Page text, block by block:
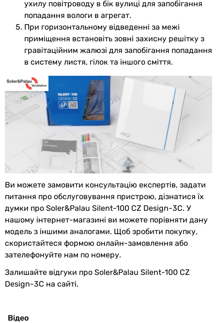
ухилу повітроводу в бік вулиці для запобігання
попадання вологи в агрегат.
При горизонтальному відведенні за межі
приміщення встановіть зовні захисну решітку з
гравітаційним жалюзі для запобігання попадання
в систему листя, гілок та іншого сміття.
Ви можете замовити консультацію експертів, задати
питання про обслуговування пристрою, дізнатися їх
думки про Soler&Palau Silent-100 CZ Design-3C. У
нашому інтернет-магазині ви можете порівняти дану
модель з іншими аналогами. Щоб зробити покупку,
скористайтеся формою онлайн-замовлення або
зателефонуйте нам по номеру.
Залишайте відгуки про Soler&Palau Silent-100 CZ
Design-3C на сайті.
Відео